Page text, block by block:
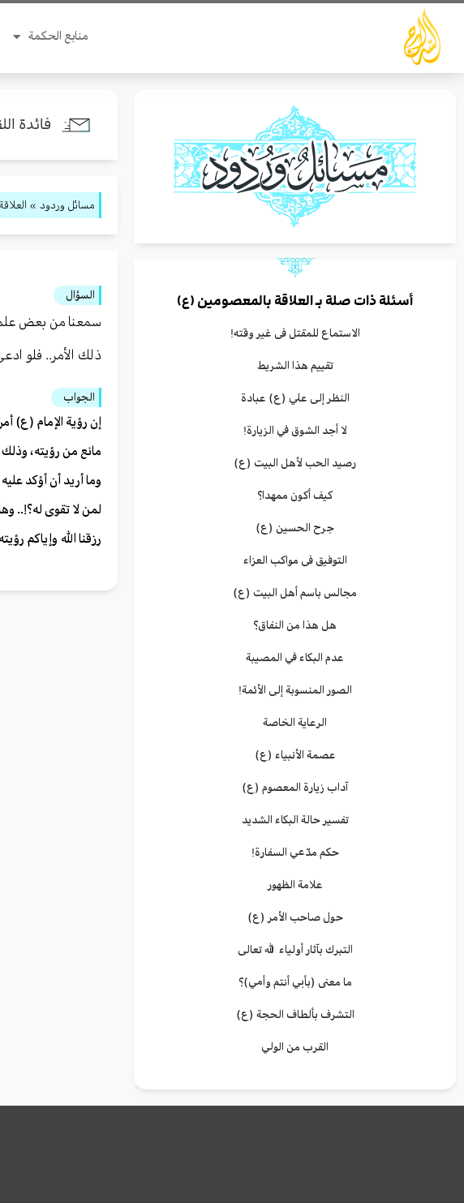
تخطي
المحتوى
منابع الحكمة
أسئلة ذات صلة بـالعلاقة بالمعصومين (ع)
الاستماع للمقتل فى غير وقته!
تقييم هذا الشريط
النظر إلى علي (ع) عبادة
لا أجد الشوق في الزيارة!
رصيد الحب لأهل البيت (ع)
كيف أكون ممهدا؟
جرح الحسين (ع)
التوفيق فى مواكب العزاء
مجالس باسم أهل البيت (ع)
هل هذا من النفاق؟
عدم البكاء في المصيبة
الصور المنسوبة إلى الأئمة!
الرعاية الخاصة
عصمة الأنبياء (ع)
آداب زيارة المعصوم (ع)
تفسير حالة البكاء الشديد
حكم مدّعي السفارة!
علامة الظهور
حول صاحب الأمر (ع)
التبرك بآثار أولياء الله تعالى
ما معنى (بأبي أنتم وأمي)؟
التشرف بألطاف الحجة (ع)
القرب من الولي
فائدة
مسائل وردود »
السؤال
سمعنا من بعض
ذلك الأمر.. فلو
الجواب
إن رؤية الإمام (ع)
مانع من رؤيته،
وما أريد أن أؤكد
لمن لا تقوى له؟!..
رزقنا الله وإياكم